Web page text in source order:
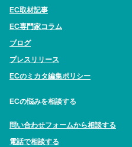
EC取材記事
EC専門家コラム
ブログ
プレスリリース
ECのミカタ編集ポリシー
ECの悩みを相談する
問い合わせフォームから相談する
電話で相談する